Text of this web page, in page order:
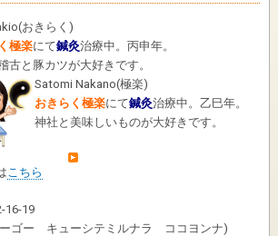
(おきらく )
極楽にて鍼灸治療中。丙申年。
古と豚カツが大好きです。
Satomi Nakano(極楽)
おきらく極楽にて鍼灸治療中。乙巳年。
神社と美味しいものが大好きです。
こちら
16-19
ーゴー キューシテミルナラ ココヨンナ)